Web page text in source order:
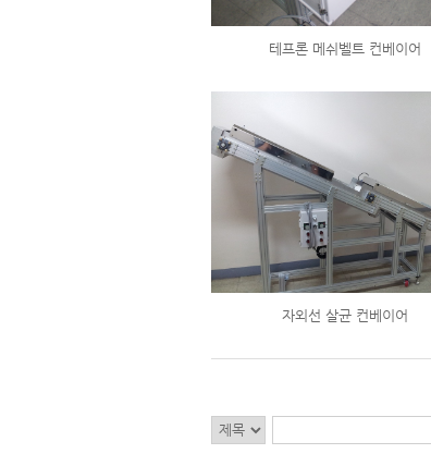
테프론 메쉬벨트 컨베이어
자외선 살균 컨베이어